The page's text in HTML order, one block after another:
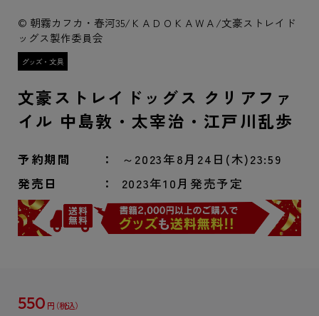
© 朝霧カフカ・春河35/ＫＡＤＯＫＡＷＡ/文豪ストレイド
ッグス製作委員会
文豪ストレイドッグス クリアファ
イル 中島敦・太宰治・江戸川乱歩
予約期間
～2023年8月24日(木)23:59
発売日
2023年10月発売予定
550 円